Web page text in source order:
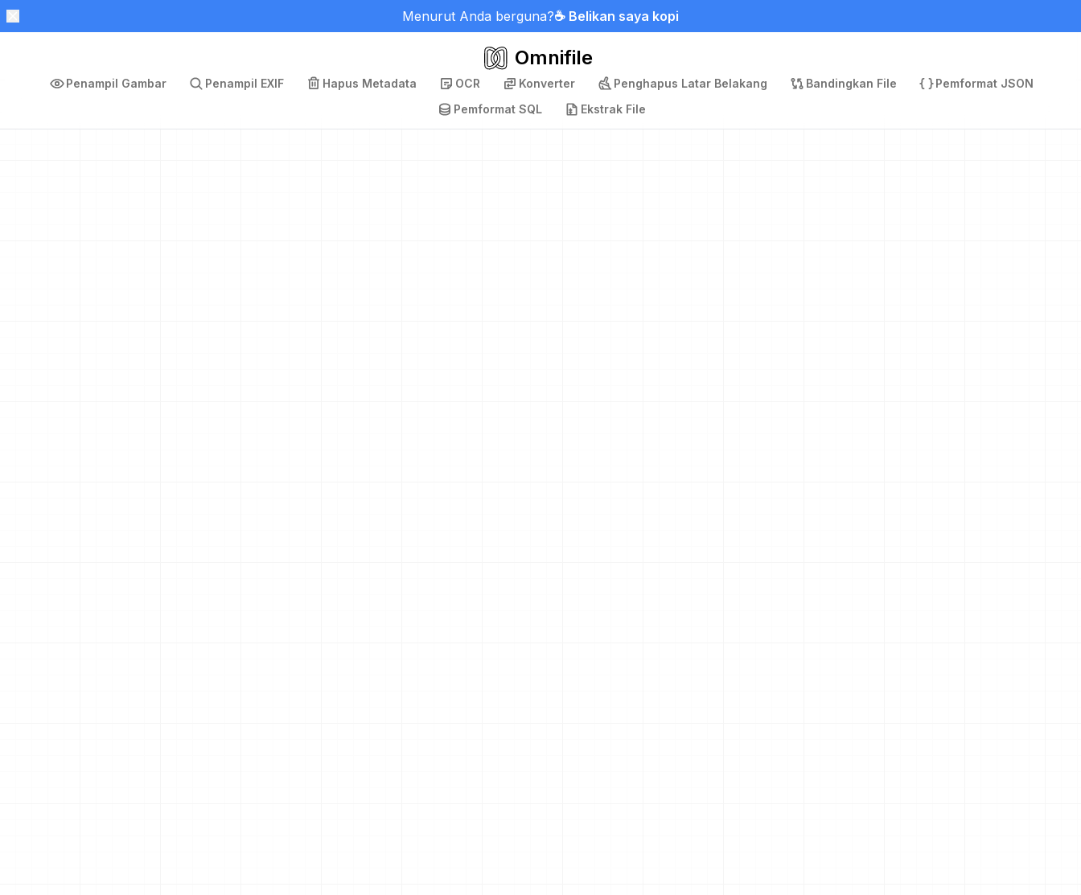
Menurut Anda berguna?☕ Belikan saya kopi
Omnifile
Penampil Gambar Penampil EXIF Hapus Metadata OCR Konverter Penghapus Latar Belakang Bandingkan File
Pemformat JSON
Pemformat SQL
Ekstrak File